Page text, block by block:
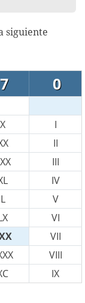
siguiente
7 0
X
I
II
III
IV
L
V
VI
VII
VIII
IX